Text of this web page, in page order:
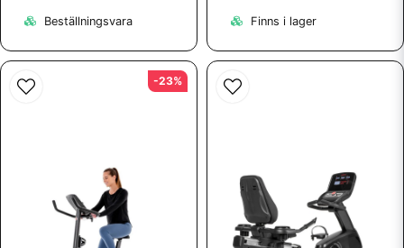
Beställningsvara Finns i lager
-23%